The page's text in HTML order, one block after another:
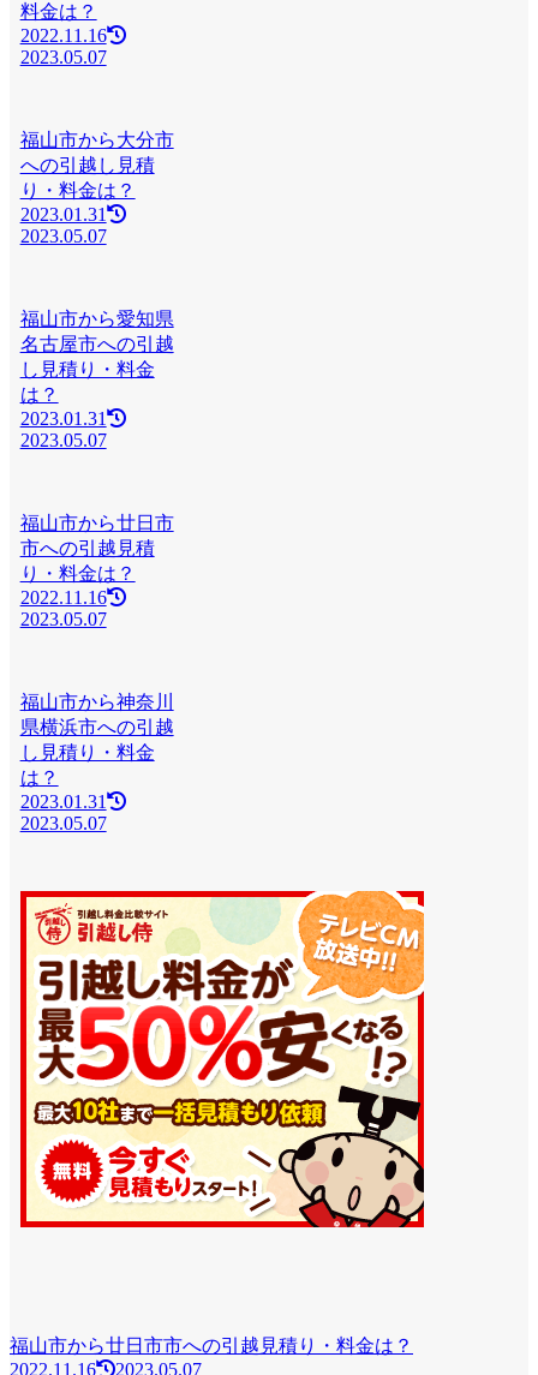
料金は？
2022.11.16
2023.05.07
福山市から大分市
への引越し見積
り・料金は？
2023.01.31
2023.05.07
福山市から愛知県
名古屋市への引越
し見積り・料金
は？
2023.01.31
2023.05.07
福山市から廿日市
市への引越見積
り・料金は？
2022.11.16
2023.05.07
福山市から神奈川
県横浜市への引越
し見積り・料金
は？
2023.01.31
2023.05.07
福山市から廿日市市への引越見積り・料金は？
2022.11.16
2023.05.07